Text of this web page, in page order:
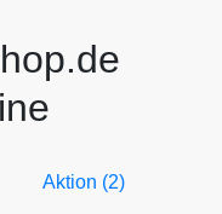
Aktion (2)